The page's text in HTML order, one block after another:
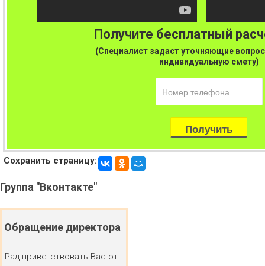
Получите бесплатный
(Специалист задаст уточняющие
индивидуальную смету)
Сохранить страницу:
Группа "Вконтакте"
Обращение директора
Рад приветствовать Вас от